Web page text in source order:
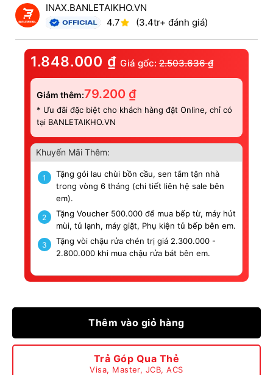
INAX.BANLETAIKHO.VN
4.7
(3.4tr+ đánh giá)
1.848.000 ₫ Giá gốc: 2.503.636₫
Giảm thêm:79.200 ₫
* Ưu đãi đặc biệt cho khách hàng đặt Online, chỉ có
tại BANLETAIKHO.VN
Khuyến Mãi Thêm:
1
Tặng gói lau chùi bồn cầu, sen tắm tận nhà
trong vòng 6 tháng (chi tiết liên hệ sale bên
em).
2
Tặng Voucher 500.000 để mua bếp từ, máy hút
mùi, tủ lạnh, máy giặt, Phụ kiện tủ bếp bên em.
3
Tặng vòi chậu rửa chén trị giá 2.300.000 -
2.800.000 khi mua chậu rửa bát bên em.
Thêm vào giỏ hàng
Trả Góp Qua Thẻ
Visa, Master, JCB, ACS